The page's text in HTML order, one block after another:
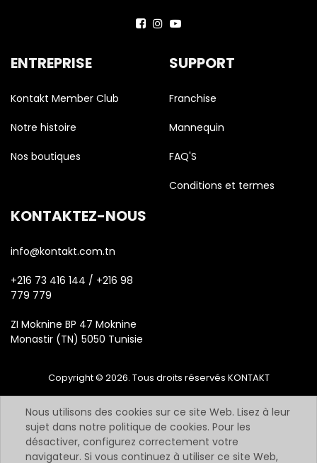
ENTREPRISE
Kontakt Member Club
Notre histoire
Nos boutiques
SUPPORT
Franchise
Mannequin
FAQ'S
Conditions et termes
KONTAKTEZ-NOUS
info@kontakt.com.tn
+216 73 416 144 / +216 98
779 779
ZI Moknine BP 47 Moknine
Monastir (TN) 5050 Tunisie
Copyright © 2026. Tous droits réservés KONTAKT
Nous utilisons des cookies sur ce site Web. Lisez à leur
sujet dans notre politique de cookies. Pour les
désactiver, configurez correctement votre
navigateur. Si vous continuez à utiliser ce site Web,